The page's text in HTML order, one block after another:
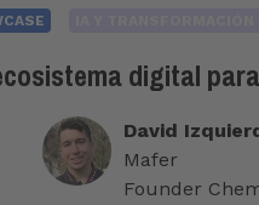
digital
David
Mafer
Founder